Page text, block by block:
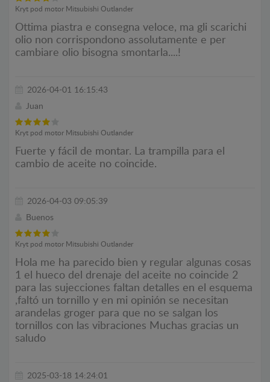
Kryt pod motor Mitsubishi Outlander
Ottima piastra e consegna veloce, ma gli scarichi
olio non corrispondono assolutamente e per
cambiare olio bisogna smontarla....!
2026-04-01 16:15:43
Juan
Kryt pod motor Mitsubishi Outlander
Fuerte y fácil de montar. La trampilla para el
cambio de aceite no coincide.
2026-04-03 09:05:39
Buenos
Kryt pod motor Mitsubishi Outlander
Hola me ha parecido bien y regular algunas cosas
1 el hueco del drenaje del aceite no coincide 2
para las sujecciones faltan detalles en el esquema
,faltó un tornillo y en mi opinión se necesitan
arandelas groger para que no se salgan los
tornillos con las vibraciones Muchas gracias un
saludo
2025-03-18 14:24:01